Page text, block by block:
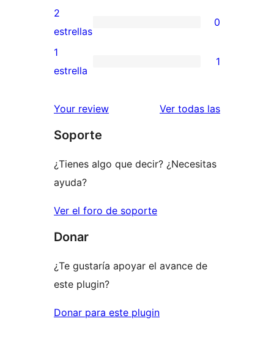
4
estrellas
valoración
de
3
estrellas
0
valoraciones
de
estrellas
2
estrellas
0
1
de
estrellas
1
estrella
1
Your review Ver todas lasreseñas
Soporte
¿Tienes algo que decir? ¿Necesitas
ayuda?
Ver el foro de soporte
Donar
¿Te gustaría apoyar el avance de
este plugin?
Donar para este plugin